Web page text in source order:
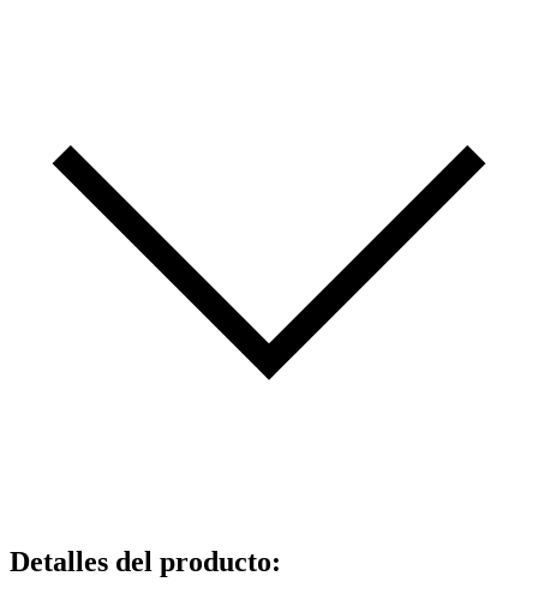
Detalles del producto: